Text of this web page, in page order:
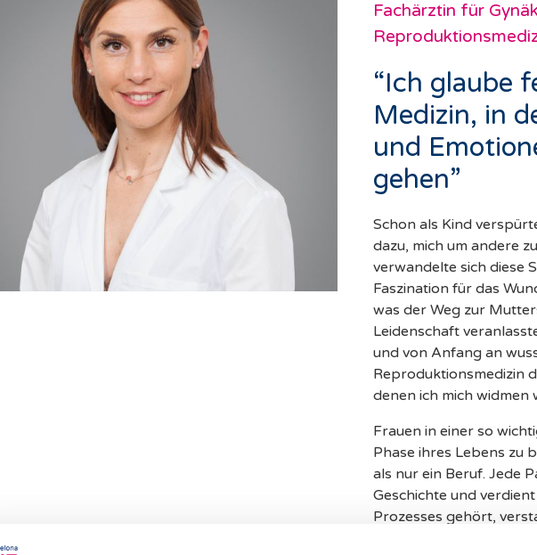
Fachärztin für
“Ich glaube
Medizin, in
und
gehen”
Schon als Kind
dazu, mich um andere
verwandelte sich diese
Faszination für das
was der Weg zur
Leidenschaft
und von Anfang an
Reproduktionsmedizin
denen ich mich widmen
Frauen in einer so
Phase ihres Lebens zu
als nur ein Beruf. Jede
Geschichte und
Prozesses gehört,